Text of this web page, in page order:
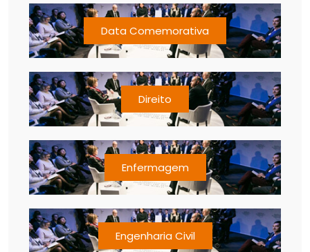
Data Comemorativa
Direito
Enfermagem
Engenharia Civil